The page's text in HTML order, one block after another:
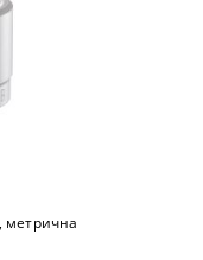
метричнa